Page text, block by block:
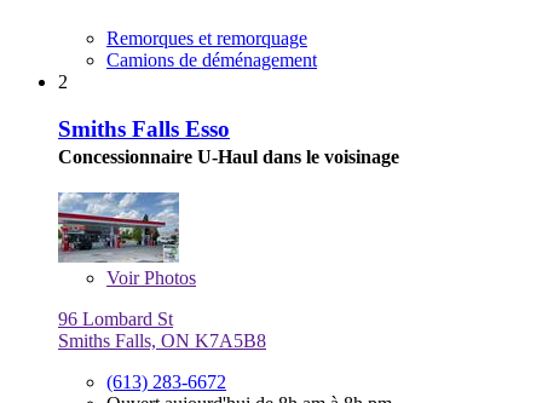
Remorques et remorquage
Camions de déménagement
2
Smiths Falls Esso
Concessionnaire U-Haul dans le voisinage
VoirPhotos
96 Lombard St
Smiths Falls, ON K7A5B8
(613) 283-6672